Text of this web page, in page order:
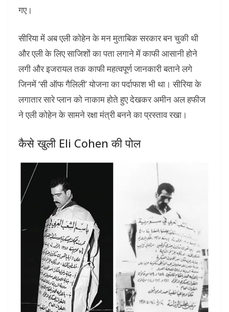
गए।
सीरिया में अब एली कोहेन के मन मुताबिक सरकार बन चुकी थी
और एली के लिए साजिशों का पता लगाने में काफी आसानी होने
लगी और इजरायल तक काफी महत्वपूर्ण जानकारी बताने लगे
जिनमें ‘सी ऑफ गैलिली’ योजना का पर्दाफाश भी था। सीरिया के
लगातार सारे प्लान को नाकाम होते हुए देखकर अमीन अल हफीज
ने एली कोहेन के सामने रक्षा मंत्री बनने का प्रस्ताव रखा।
कैसे खुली Eli Cohen की पोल